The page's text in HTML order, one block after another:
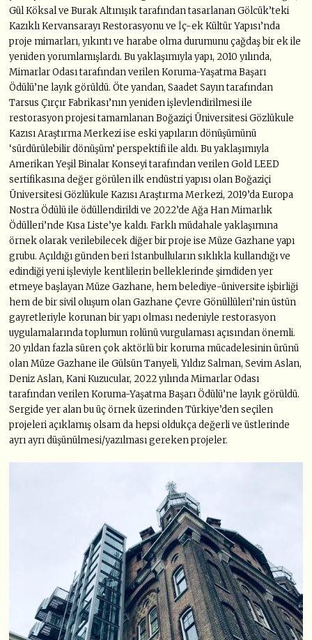
Gül Köksal ve Burak Altınışık tarafından tasarlanan Gölcük’teki
Kazıklı Kervansarayı Restorasyonu ve İç-ek Kültür Yapısı’nda
proje mimarları, yıkıntı ve harabe olma durumunu çağdaş bir ek ile
yeniden yorumlamışlardı. Bu yaklaşımıyla yapı, 2010 yılında,
Mimarlar Odası tarafından verilen Koruma-Yaşatma Başarı
Ödülü’ne layık görüldü. Öte yandan, Saadet Sayın tarafından
Tarsus Çırçır Fabrikası’nın yeniden işlevlendirilmesi ile
restorasyon projesi tamamlanan Boğaziçi Üniversitesi Gözlükule
Kazısı Araştırma Merkezi ise eski yapıların dönüşümünü
‘sürdürülebilir dönüşüm’ perspektifi ile aldı. Bu yaklaşımıyla
Amerikan Yeşil Binalar Konseyi tarafından verilen Gold LEED
sertifikasına değer görülen ilk endüstri yapısı olan Boğaziçi
Üniversitesi Gözlükule Kazısı Araştırma Merkezi, 2019’da Europa
Nostra Ödülü ile ödüllendirildi ve 2022’de Ağa Han Mimarlık
Ödülleri’nde Kısa Liste’ye kaldı. Farklı müdahale yaklaşımına
örnek olarak verilebilecek diğer bir proje ise Müze Gazhane yapı
grubu. Açıldığı günden beri İstanbulluların sıklıkla kullandığı ve
edindiği yeni işleviyle kentlilerin belleklerinde şimdiden yer
etmeye başlayan Müze Gazhane, hem belediye-üniversite işbirliği
hem de bir sivil oluşum olan Gazhane Çevre Gönüllüleri’nin üstün
gayretleriyle korunan bir yapı olması nedeniyle restorasyon
uygulamalarında toplumun rolünü vurgulaması açısından önemli.
20 yıldan fazla süren çok aktörlü bir koruma mücadelesinin ürünü
olan Müze Gazhane ile Gülsün Tanyeli, Yıldız Salman, Sevim Aslan,
Deniz Aslan, Kani Kuzucular, 2022 yılında Mimarlar Odası
tarafından verilen Koruma-Yaşatma Başarı Ödülü’ne layık görüldü.
Sergide yer alan bu üç örnek üzerinden Türkiye’den seçilen
projeleri açıklamış olsam da hepsi oldukça değerli ve üstlerinde
ayrı ayrı düşünülmesi/yazılması gereken projeler.